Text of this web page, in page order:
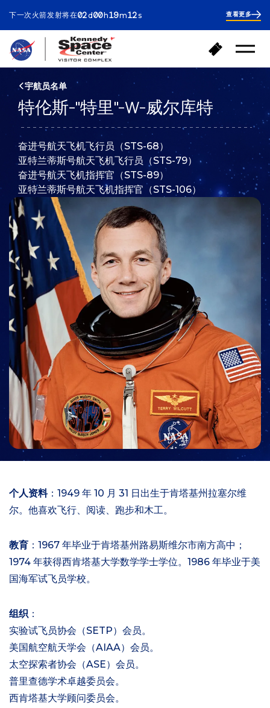
下一次火箭发射将在02d ays
00 hours
19minutes
11seconds
2
days19
minutes
seconds
查看更多
首
票
打
单
宇航员名单
特伦斯-"特里"-W-威尔库特
奋进号航天飞机飞行员（STS-68）
亚特兰蒂斯号航天飞机飞行员（STS-79）
奋进号航天飞机指挥官（STS-89）
亚特兰蒂斯号航天飞机指挥官（STS-106）
个人资料：1949 年 10 月 31 日出生于肯塔基州拉塞尔维
尔。他喜欢飞行、阅读、跑步和木工。
教育 ：1967 年毕业于肯塔基州路易斯维尔市南方高中；
1974 年获得西肯塔基大学数学学士学位。1986 年毕业于美
国海军试飞员学校。
组织 ：
实验试飞员协会（SETP）会员。
美国航空航天学会（AIAA）会员。
太空探索者协会（ASE）会员。
普里查德学术卓越委员会。
西肯塔基大学顾问委员会。